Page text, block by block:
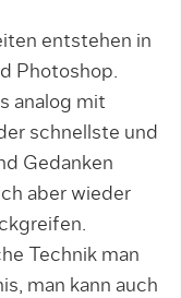
entstehen in
Photoshop.
analog mit
schnellste und
Gedanken
aber wieder
Technik man
man kann auch